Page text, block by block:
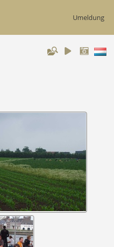
Umeldung